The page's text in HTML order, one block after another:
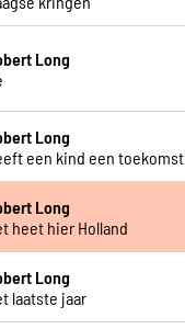
Long
Long
een kind een toekomst
Long
heet hier Holland
Long
laatste jaar